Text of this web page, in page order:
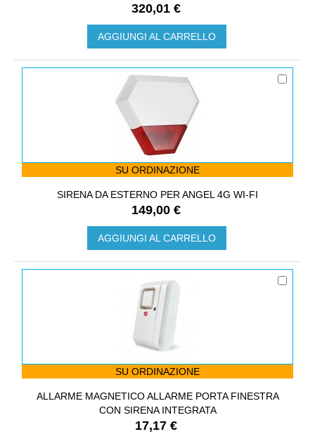
320,01 €
AGGIUNGI AL CARRELLO
SU ORDINAZIONE
SIRENA DA ESTERNO PER ANGEL 4G WI-FI
149,00 €
AGGIUNGI AL CARRELLO
SU ORDINAZIONE
ALLARME MAGNETICO ALLARME PORTA FINESTRA
CON SIRENA INTEGRATA
17,17 €